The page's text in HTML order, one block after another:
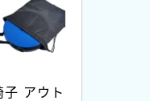
アウト